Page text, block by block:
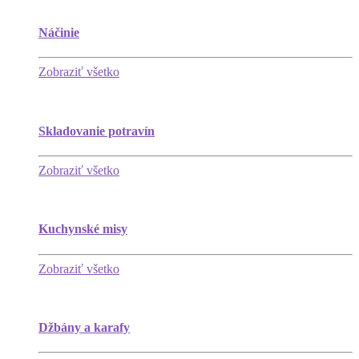
Náčinie
Zobraziť všetko
Skladovanie potravín
Zobraziť všetko
Kuchynské misy
Zobraziť všetko
Džbány a karafy